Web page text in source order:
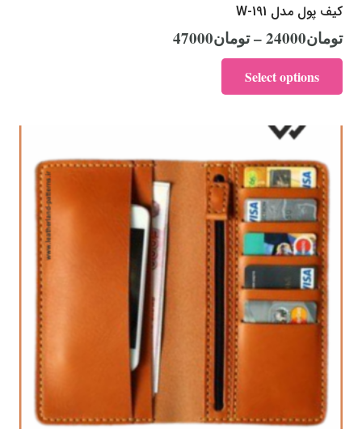
کیف پول مدل W-191
تومان24000
–تومان47000
Select options